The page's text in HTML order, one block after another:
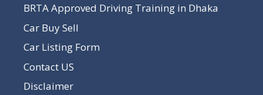
BRTA Approved Driving Training in Dhaka
Car Buy Sell
Car Listing Form
Contact US
Disclaimer